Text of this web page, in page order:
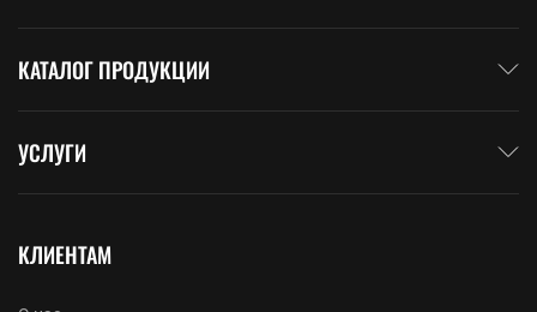
КАТАЛОГ ПРОДУКЦИИ
УСЛУГИ
КЛИЕНТАМ